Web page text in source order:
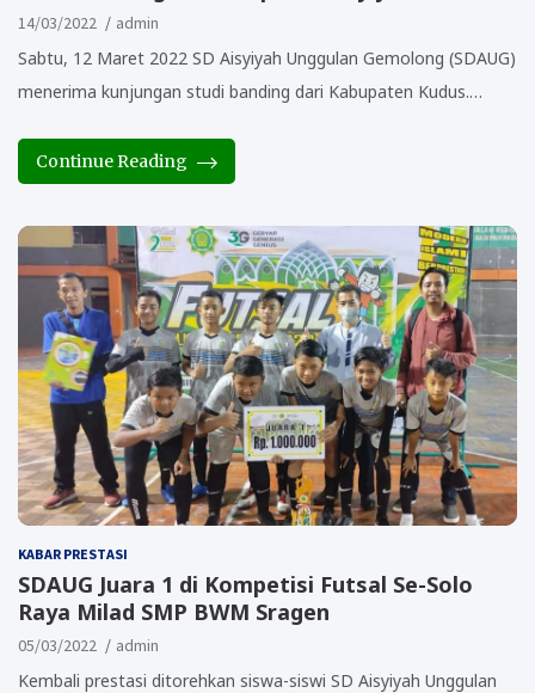
14/03/2022 admin
Sabtu, 12 Maret 2022 SD Aisyiyah Unggulan Gemolong (SDAUG)
menerima kunjungan studi banding dari Kabupaten Kudus.…
Continue Reading
KABAR PRESTASI
SDAUG Juara 1 di Kompetisi Futsal Se-Solo
Raya Milad SMP BWM Sragen
05/03/2022 admin
Kembali prestasi ditorehkan siswa-siswi SD Aisyiyah Unggulan